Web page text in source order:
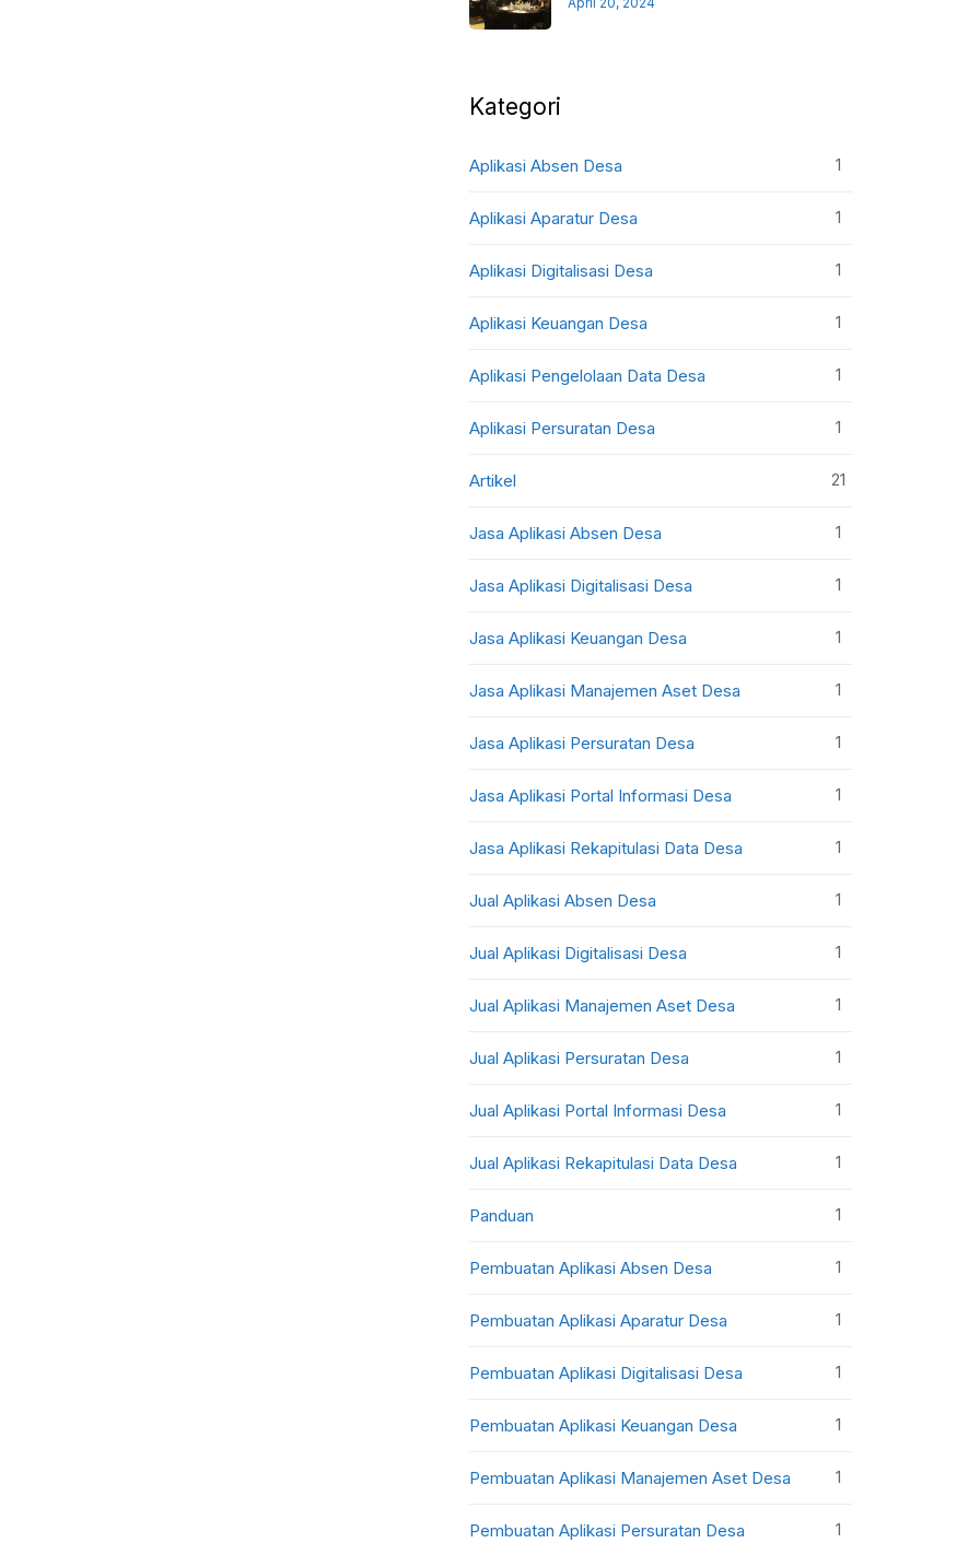
Kategori
Aplikasi Absen Desa 1
Aplikasi Aparatur Desa 1
Aplikasi Digitalisasi Desa 1
Aplikasi Keuangan Desa 1
Aplikasi Pengelolaan Data Desa 1
Aplikasi Persuratan Desa 1
Artikel 21
Jasa Aplikasi Absen Desa 1
Jasa Aplikasi Digitalisasi Desa 1
Jasa Aplikasi Keuangan Desa 1
Jasa Aplikasi Manajemen Aset Desa 1
Jasa Aplikasi Persuratan Desa 1
Jasa Aplikasi Portal Informasi Desa 1
Jasa Aplikasi Rekapitulasi Data Desa 1
Jual Aplikasi Absen Desa 1
Jual Aplikasi Digitalisasi Desa 1
Jual Aplikasi Manajemen Aset Desa 1
Jual Aplikasi Persuratan Desa 1
Jual Aplikasi Portal Informasi Desa 1
Jual Aplikasi Rekapitulasi Data Desa 1
Panduan 1
Pembuatan Aplikasi Absen Desa 1
Pembuatan Aplikasi Aparatur Desa 1
Pembuatan Aplikasi Digitalisasi Desa 1
Pembuatan Aplikasi Keuangan Desa 1
Pembuatan Aplikasi Manajemen Aset Desa 1
Pembuatan Aplikasi Persuratan Desa 1